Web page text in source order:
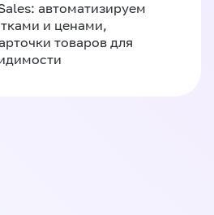
автоматизируем
и ценами,
товаров для